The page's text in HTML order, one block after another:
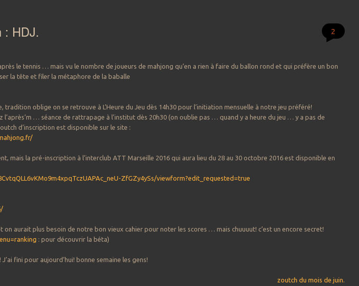
: HDJ. 2
le tennis … mais vu le nombre de joueurs de mahjong qu’en a rien à faire du ballon rond et qui préfère un bon
la tête et filer la métaphore de la baballe
tradition oblige on se retrouve à L’Heure du Jeu dès 14h30 pour l’initiation mensuelle à notre jeu préféré!
l’après’m … séance de rattrapage à l’institut dès 20h30 (on oublie pas … quand y a heure du jeu … y a pas de
d’inscription est disponible sur le site :
mais la pré-inscription à l’interclub ATT Marseille 2016 qui aura lieu du 28 au 30 octobre 2016 est disponible en
ZfGZy4ySs/viewform?edit_requested=true
aurait plus besoin de notre bon vieux cahier pour noter les scores … mais chuuuut! c’est un encore secret!
: pour découvrir la béta)
fini pour aujourd’hui! bonne semaine les gens!
zoutch du mois de juin.